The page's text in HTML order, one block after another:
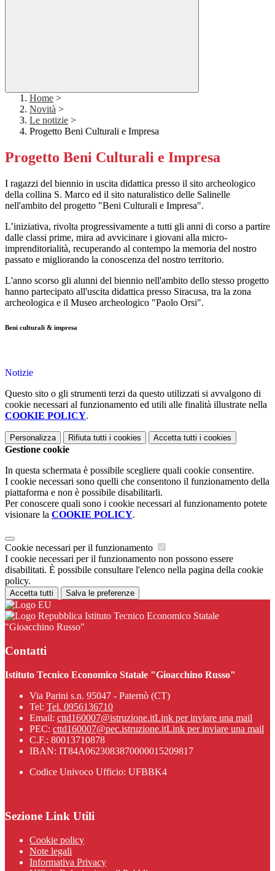
Home >
Novità >
Le notizie >
Progetto Beni Culturali e Impresa
Progetto Beni Culturali e Impresa
I ragazzi del biennio in uscita didattica presso il sito archeologico
della collina S. Marco ed il sito naturalistico delle Salinelle
nell'ambito del progetto "Beni Culturali e Impresa".
L’iniziativa, rivolta progressivamente a tutti gli anni di corso a partire
dalle classi prime, mira ad avvicinare i giovani alla micro-
imprenditorialità, recuperando al contempo la memoria del nostro
passato e migliorando la conoscenza del nostro territorio.
L'anno scorso gli alunni del biennio nell'ambito dello stesso progetto
hanno partecipato all'uscita didattica presso Siracusa, tra la zona
archeologica e il Museo archeologico "Paolo Orsi".
Beni culturali & impresa
Notizie
Questo sito o gli strumenti terzi da questo utilizzati si avvalgono di
cookie necessari al funzionamento ed utili alle finalità illustrate nella
COOKIE POLICY.
Personalizza Rifiuta tutti i cookies Accetta tutti i cookies
Gestione cookie
In questa schermata è possibile scegliere quali cookie consentire.
I cookie necessari sono quelli che consentono il funzionamento della
piattaforma e non è possibile disabilitarli.
Per conoscere quali sono i cookie necessari al funzionamento potete
visionare la COOKIE POLICY.
Cookie necessari per il funzionamento
I cookie necessari per il funzionamento non possono essere
disabilitati. È possibile consultare l'elenco nella pagina della cookie
policy.
Accetta tutti Salva le preferenze
Istituto Tecnico Economico Statale
"Gioacchino Russo"
Contatti
Istituto Tecnico Economico Statale "Gioacchino Russo"
Via Parini s.n. 95047 - Paternò (CT)
Tel: Tel. 0956136710
Email: cttd160007@istruzione.itLink per inviare una mail
PEC: cttd160007@pec.istruzione.itLink per inviare una mail
C.F.: 80013710878
IBAN: IT84A0623083870000015209817
Codice Univoco Ufficio: UFBBK4
Sezione Link Utili
Cookie policy
Note legali
Informativa Privacy